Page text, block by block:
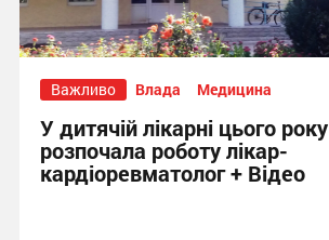
Важливо Влада Медицина
У дитячій лікарні цього року
розпочала роботу лікар-
кардіоревматолог + Відео